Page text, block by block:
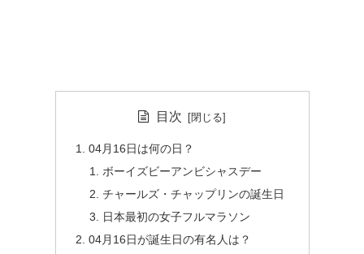
目次
04月16日は何の日？
ボーイズビーアンビシャスデー
チャールズ・チャップリンの誕生日
日本最初の女子フルマラソン
04月16日が誕生日の有名人は？